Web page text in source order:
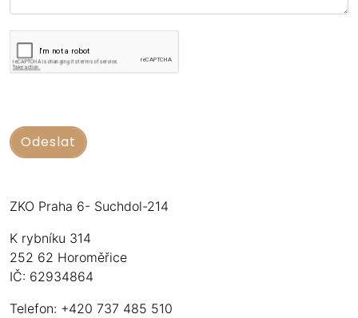
ZKO Praha 6- Suchdol-214
K rybníku 314
252 62 Horoměřice
IČ: 62934864
Telefon: +420 737 485 510